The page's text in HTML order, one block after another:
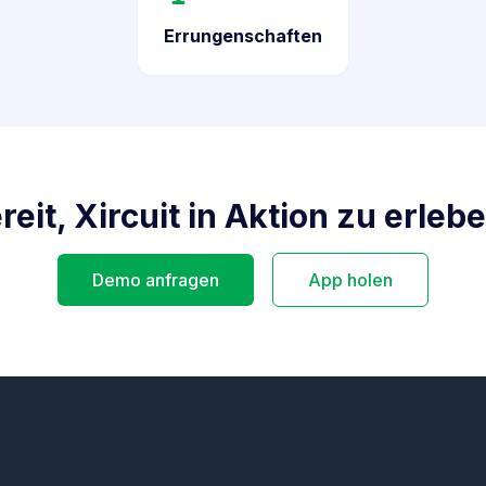
Errungenschaften
Xircuit in Aktion zu
Demo anfragen App holen